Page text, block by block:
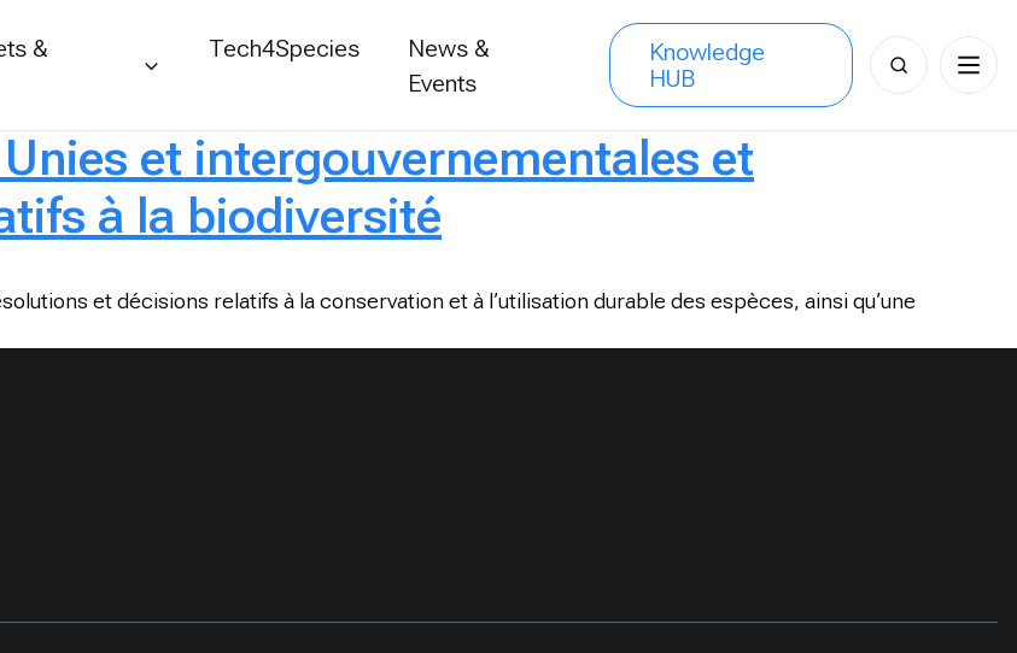
&
Tech4Species
News &
Events
Knowledge
HUB
Search
for:
et intergouvernementales et
à la biodiversité
et décisions relatifs à la conservation et à l’utilisation durable des espèces, ainsi qu’une